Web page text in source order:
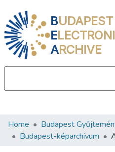
BUDAPEST
E
ARCHIVE
Communities & Collections
Home Budapest
Budapest-képarchívum